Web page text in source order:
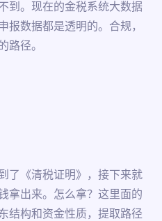
到。现在的金税系统大数据
报数据都是透明的。合规，
路径。
了《清税证明》，接下来就
出来。怎么拿？这里面的
结构和资金性质，提取路径